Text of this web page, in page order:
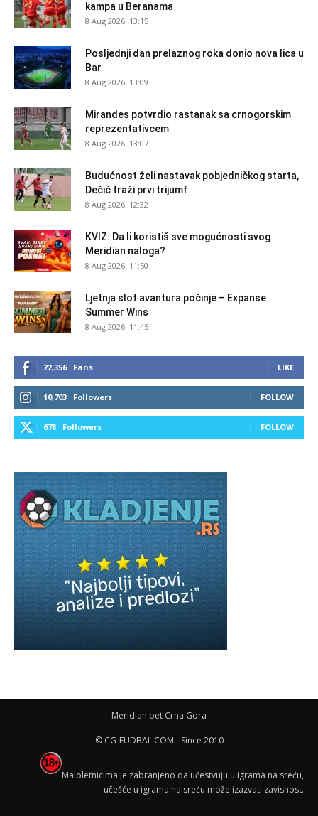
kampa u Beranama
8 Aug 2026. 13:15
Posljednji dan prelaznog roka donio nova lica u
Bar
8 Aug 2026. 13:09
Mirandes potvrdio rastanak sa crnogorskim
reprezentativcem
8 Aug 2026. 13:07
Budućnost želi nastavak pobjedničkog starta,
Dečić traži prvi trijumf
8 Aug 2026. 12:32
KVIZ: Da li koristiš sve mogućnosti svog
Meridian naloga?
8 Aug 2026. 11:50
Ljetnja slot avantura počinje – Expanse
Summer Wins
8 Aug 2026. 11:45
22,356 Fans LIKE
10,703 Followers FOLLOW
678 Followers FOLLOW
Meridian bet Crna Gora
© CG-FUDBAL.COM - Since 2010
Maloletnicima je zabranjeno da učestvuju u igrama na sreću,
učešće u igrama na sreću može izazvati zavisnost.